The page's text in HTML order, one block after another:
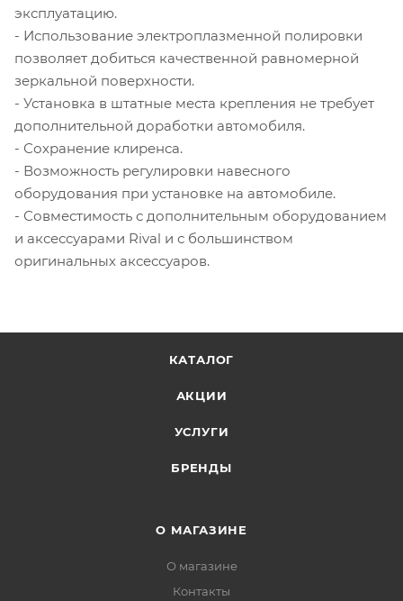
эксплуатацию.
- Использование электроплазменной полировки
позволяет добиться качественной равномерной
зеркальной поверхности.
- Установка в штатные места крепления не требует
дополнительной доработки автомобиля.
- Сохранение клиренса.
- Возможность регулировки навесного
оборудования при установке на автомобиле.
- Совместимость с дополнительным оборудованием
и аксессуарами Rival и с большинством
оригинальных аксессуаров.
КАТАЛОГ
АКЦИИ
УСЛУГИ
БРЕНДЫ
О МАГАЗИНЕ
О магазине
Контакты